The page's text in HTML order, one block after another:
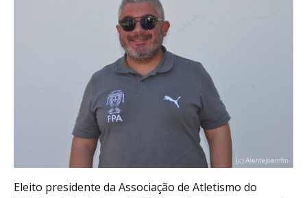
Eleito presidente da Associação de Atletismo do